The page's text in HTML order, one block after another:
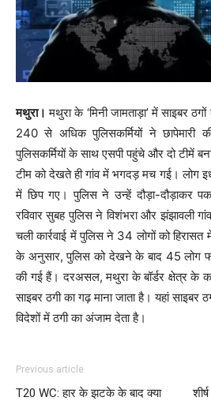
मथुरा। मथुरा के ‘मिनी जामताड़ा’ में साइबर
240 से अधिक पुलिसकर्मियों ने
पुलिसकर्मियों के साथ एसपी पहुंचे और दो टीमें
टीम को देखते ही गांव में भगदड़ मच गई।
में छिप गए। पुलिस ने उन्हें दौड़ा-दौड़ाकर
रविवार सुबह पुलिस ने विशंभरा और झंझावली
चली कार्रवाई में पुलिस ने 34 लोगों को
के अनुसार, पुलिस को देखने के बाद 45 लोग
की गई हैं। दरअसल, मथुरा के बॉर्डर क्षेत्र के
साइबर ठगी का गढ़ माना जाता है। यहां साइबर
विदेशों में ठगी का अंजाम देता है।
Previous article
T20 WC: हार के झटके के बाद क्या